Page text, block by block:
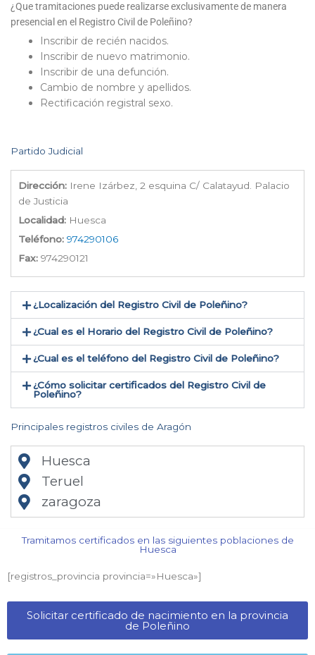
¿Que tramitaciones puede realizarse exclusivamente de manera
presencial en el Registro Civil de Poleñino?
Inscribir de recién nacidos.
Inscribir de nuevo matrimonio.
Inscribir de una defunción.
Cambio de nombre y apellidos.
Rectificación registral sexo.
Partido Judicial
Dirección: Irene Izárbez, 2 esquina C/ Calatayud. Palacio
de Justicia
Localidad: Huesca
Teléfono: 974290106
Fax: 974290121
¿Localización del Registro Civil de Poleñino​?
¿Cual es el Horario del Registro Civil de Poleñino?
¿Cual es el teléfono del Registro Civil de Poleñino​?
¿Cómo solicitar certificados del Registro Civil de
Poleñino​?
Principales registros civiles de Aragón
Huesca
Teruel
zaragoza
Tramitamos certificados en las siguientes poblaciones de
Huesca​
[registros_provincia provincia=»Huesca​»]
Solicitar certificado de nacimiento en la provincia
de Poleñino​